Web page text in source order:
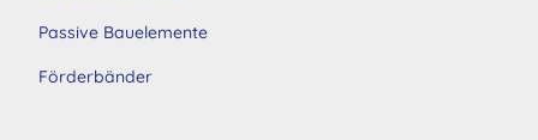
Passive Bauelemente
Förderbänder